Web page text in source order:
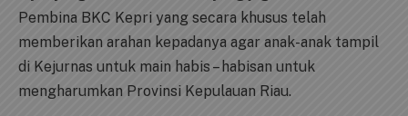
Pembina BKC Kepri yang secara khusus telah
memberikan arahan kepadanya agar anak-anak tampil
di Kejurnas untuk main habis – habisan untuk
mengharumkan Provinsi Kepulauan Riau.